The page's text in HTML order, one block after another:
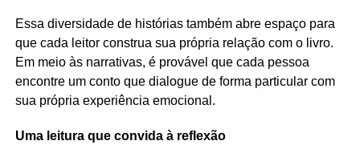
Essa diversidade de histórias também abre espaço para
que cada leitor construa sua própria relação com o livro.
Em meio às narrativas, é provável que cada pessoa
encontre um conto que dialogue de forma particular com
sua própria experiência emocional.
Uma leitura que convida à reflexão